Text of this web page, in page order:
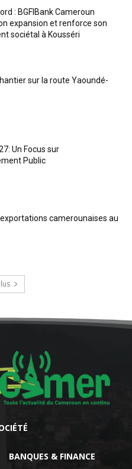
: BGFIBank Cameroun
expansion et renforce son
sociétal à Kousséri
sur la route Yaoundé-
Un Focus sur
Public
camerounaises au
BANQUES & FINANCE